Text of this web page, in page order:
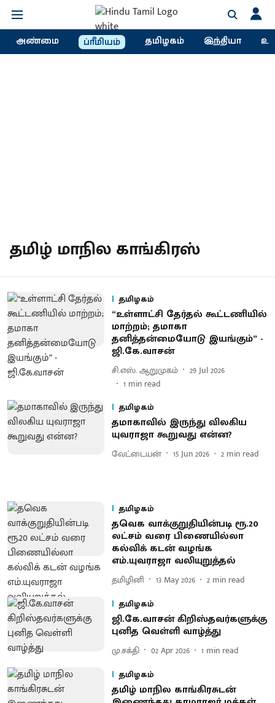
அண்மை ப்ரீமியம் தமிழகம் இந்தியா
தமிழ் மாநில காங்கிரஸ்
தமிழகம்
“உள்ளாட்சி தேர்தல் கூட்டணியில்
மாற்றம்; தமாகா
தனித்தன்மையோடு இயங்கும்” -
ஜி.கே.வாசன்
சி.எஸ். ஆறுமுகம்
29 Jul 2026
1 min read
தமிழகம்
தமாகாவில் இருந்து விலகிய
யுவராஜா கூறுவது என்ன?
வேட்டையன் 15 Jun 2026 2 min read
தமிழகம்
தவெக வாக்குறுதியின்படி ரூ.20
லட்சம் வரை பிணையில்லா
கல்விக் கடன் வழங்க
எம்.யுவராஜா வலியுறுத்தல்
தமிழினி 13 May 2026 2 min read
தமிழகம்
ஜி.கே.வாசன் கிறிஸ்தவர்களுக்கு
புனித வெள்ளி வாழ்த்து
மு.சக்தி 02 Apr 2026 1 min read
தமிழகம்
தமிழ் மாநில காங்கிரசுடன்